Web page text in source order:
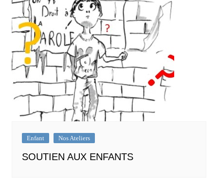
Enfant Nos Ateliers
SOUTIEN AUX ENFANTS